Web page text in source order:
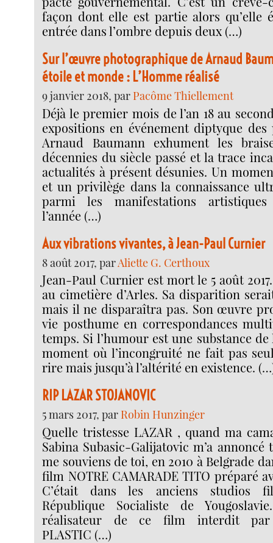
façon dont elle est partie alors qu’elle
entrée dans l’ombre depuis deux (…)
Sur l’œuvre photographique de Arnaud
étoile et monde : L’Homme réalisé
9 janvier 2018, par Pacôme Thiellement
Déjà le premier mois de l’an 18 au
expositions en événement diptyque des
Arnaud Baumann exhument les
décennies du siècle passé et la trace
actualités à présent désunies. Un
et un privilège dans la connaissance
parmi les manifestations
l’année (…)
Aux vibrations vivantes, à Jean-Paul Curnier
8 août 2017, parAliette G. Certhoux
Jean-Paul Curnier est mort le 5 août
au cimetière d’Arles. Sa disparition
mais il ne disparaîtra pas. Son œuvre
vie posthume en correspondances
temps. Si l’humour est une substance de
moment où l’incongruité ne fait pas
rire mais jusqu’à l’altérité en existence.
RIP LAZAR STOJANOVIC
5 mars 2017, par Robin Hunzinger
Quelle tristesse LAZAR , quand ma
Sabina Subasic-Galijatovic m’a
me souviens de toi, en 2010 à Belgrade
film NOTRE CAMARADE TITO préparé
C’était dans les anciens studios
République Socialiste de
réalisateur de ce film interdit par
PLASTIC (…)